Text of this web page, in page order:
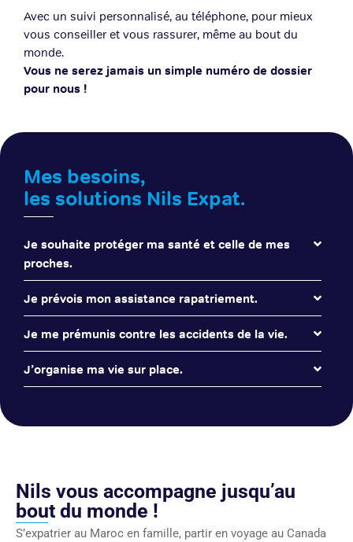
Avec un suivi personnalisé, au téléphone, pour mieux
vous conseiller et vous rassurer, même au bout du
monde.
Vous ne serez jamais un simple numéro de dossier
pour nous !
Mes besoins,
les solutions Nils Expat.
Je souhaite protéger ma santé et celle de mes
proches.
Je prévois mon assistance rapatriement.
Je me prémunis contre les accidents de la vie.
J’organise ma vie sur place.
Nils vous accompagne jusqu’au
bout du monde !
S’expatrier au Maroc en famille, partir en voyage au Canada